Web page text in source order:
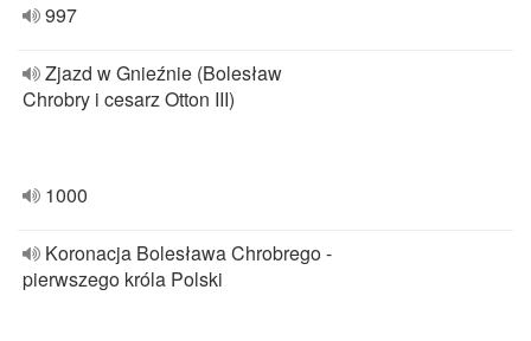
997
Zjazd w Gnieźnie (Bolesław
Chrobry i cesarz Otton III)
1000
Koronacja Bolesława Chrobrego -
pierwszego króla Polski